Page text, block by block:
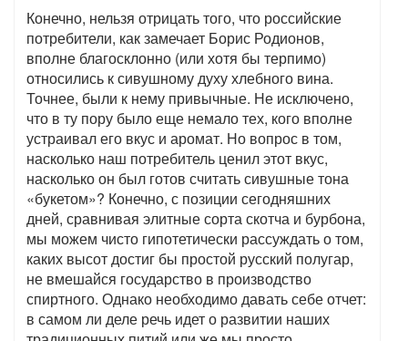
Конечно, нельзя отрицать того, что российские
потребители, как замечает Борис Родионов,
вполне благосклонно (или хотя бы терпимо)
относились к сивушному духу хлебного вина.
Точнее, были к нему привычные. Не исключено,
что в ту пору было еще немало тех, кого вполне
устраивал его вкус и аромат. Но вопрос в том,
насколько наш потребитель ценил этот вкус,
насколько он был готов считать сивушные тона
«букетом»? Конечно, с позиции сегодняшних
дней, сравнивая элитные сорта скотча и бурбона,
мы можем чисто гипотетически рассуждать о том,
каких высот достиг бы простой русский полугар,
не вмешайся государство в производство
спиртного. Однако необходимо давать себе отчет:
в самом ли деле речь идет о развитии наших